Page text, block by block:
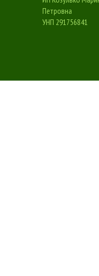
Петровна
УНП 291756841